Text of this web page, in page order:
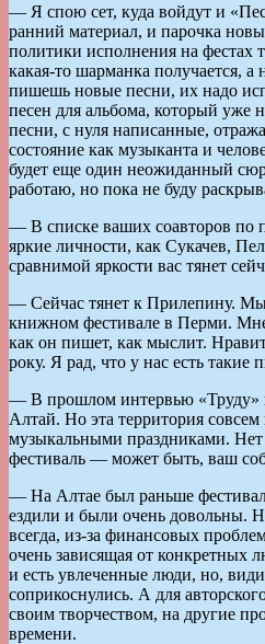
— Я спою сет, куда войдут и
ранний материал, и парочка
политики исполнения на фестах
какая-то шарманка получается,
пишешь новые песни, их надо
песен для альбома, который уже
песни, с нуля написанные,
состояние как музыканта и
будет еще один неожиданный
работаю, но пока не буду
— В списке ваших соавторов
яркие личности, как Сукачев,
сравнимой яркости вас тянет
— Сейчас тянет к Прилепину.
книжном фестивале в Перми. Мне
как он пишет, как мыслит.
року. Я рад, что у нас есть такие
— В прошлом интервью «Труду»
Алтай. Но эта территория
музыкальными праздниками. Нет
фестиваль — может быть, ваш
— На Алтае был раньше
ездили и были очень довольны.
всегда, из-за финансовых
очень зависящая от конкретных
и есть увлеченные люди, но,
соприкоснулись. А для
своим творчеством, на другие
времени.